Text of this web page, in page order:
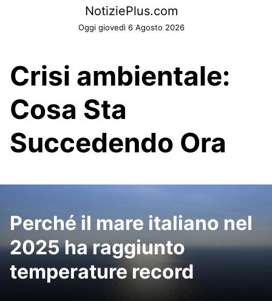
NotiziePlus.com
Oggi giovedì 6 Agosto 2026
Crisi ambientale:
Cosa Sta
Succedendo Ora
Perché il mare italiano nel
2025 ha raggiunto
temperature record